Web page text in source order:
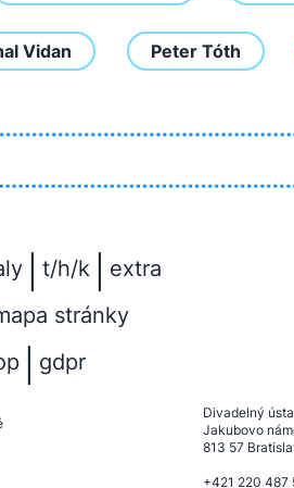
Vidan Peter Tóth
t/h/k
extra
stránky
gdpr
Divadelný
Jakubovo
813 57
+421 220 487